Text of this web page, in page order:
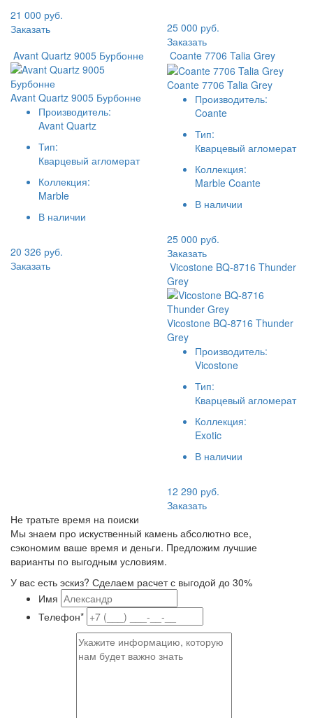
21 000 руб.
Заказать
25 000 руб.
Заказать
Avant Quartz 9005 Бурбонне
Avant Quartz 9005 Бурбонне
Производитель:
Avant Quartz
Тип:
Кварцевый агломерат
Коллекция:
Marble
В наличии
20 326 руб.
Заказать
Coante 7706 Talia Grey
Coante 7706 Talia Grey
Производитель:
Coante
Тип:
Кварцевый агломерат
Коллекция:
Marble Coante
В наличии
25 000 руб.
Заказать
Vicostone BQ-8716 Thunder
Grey
Vicostone BQ-8716 Thunder
Grey
Производитель:
Vicostone
Тип:
Кварцевый агломерат
Коллекция:
Exotic
В наличии
12 290 руб.
Заказать
Не тратьте время на поиски
Мы знаем про искуственный камень абсолютно все,
сэкономим ваше время и деньги. Предложим лучшие
варианты по выгодным условиям.
У вас есть эскиз? Сделаем расчет с выгодой до 30%
Имя
Телефон*